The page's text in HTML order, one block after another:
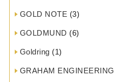
GOLD NOTE (3)
GOLDMUND (6)
Goldring (1)
GRAHAM ENGINEERING